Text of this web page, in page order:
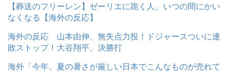
【葬送のフリーレン】ゼーリエに跪く人、いつの間にかい
なくなる【海外の反応】
海外の反応 山本由伸、無失点力投！ドジャースついに連
敗ストップ！大谷翔平、決勝打
海外「今年、夏の暑さが厳しい日本でこんなものが売れて